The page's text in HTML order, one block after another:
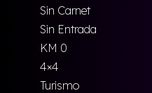
Sin Carnet
Sin Entrada
KM 0
4×4
Turismo